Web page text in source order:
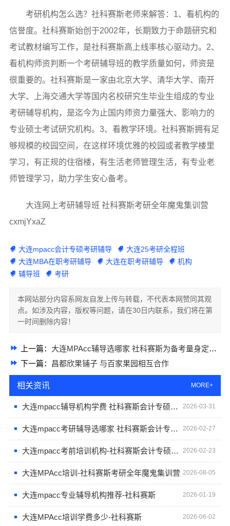
考研机构怎么选？社科赛斯老师来解答：1、看机构的
信誉度。社科赛斯始创于2002年，长期致力于命题研究和
考试教材编写工作，是社科赛斯高上线率核心驱动力。2、
看机构师资判断一个考研辅导班的教学质量如何，师资是
很重要的。社科赛斯是一家由北京大学、清华大学、南开
大学、上海交通大学等国内名校研究生毕业生组成的专业
考研辅导机构，是迄今为止国内师资力量强大、影响力的
专业硕士考试研究机构。3、看教学环境。社科赛斯拥有足
够规模的校园空间，在这样环境优雅的校园或者教学楼里
学习，有正规的住宿楼，有生活老师管理生活，有专业老
师管理学习，助力学生安心备考。
大连网上考研辅导班 社科赛斯考研全年魔鬼集训营
cxmjYxaZ
大连mpacc会计专硕考研辅导
大连25考研全程班
大连MBA在职考研辅导
大连在职考研辅导
机构
辅导班
考研
本网站部分内容系网友自发上传与转载，不代表本网赞同其观
点。如涉及内容，版权等问题，请在30日内联系，我们将在第
一时间删除内容！
上一篇： 大连MPAcc辅导选哪家 社科赛斯为备考量身定制考研
下一篇： 昌都欣果铺子 与百家果园相互合作
相关资讯 MORE+
大连mpacc辅导机构学费 社科赛斯会计专硕考研五位一体循环教学 2026-03-31
大连mpacc考研辅导选哪家 社科赛斯会计专硕考研专注考研18年 2026-02-27
大连mpacc考前培训机构-社科赛斯会计专硕考研定制专属学生方案 2026-02-23
大连MPAcc培训-社科赛斯考研全年魔鬼集训营 2026-08-05
大连mpacc专业辅导机构推荐-社科赛斯 2026-01-19
大连MPAcc培训学费多少-社科赛斯 2026-06-02